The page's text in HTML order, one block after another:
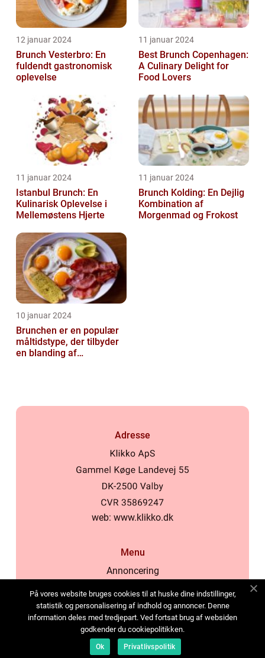
12 januar 2024
Brunch Vesterbro: En
fuldendt gastronomisk
oplevelse
11 januar 2024
Best Brunch Copenhagen:
A Culinary Delight for
Food Lovers
11 januar 2024
Istanbul Brunch: En
Kulinarisk Oplevelse i
Mellemøstens Hjerte
11 januar 2024
Brunch Kolding: En Dejlig
Kombination af
Morgenmad og Frokost
10 januar 2024
Brunchen er en populær
måltidstype, der tilbyder
en blanding af
Adresse
web: www.klikko.dk
Menu
Annoncering
Cookies
Kontakt os
Sitemap
På vores website bruges cookies til at huske dine indstillinger,
statistik og personalisering af indhold og annoncer. Denne
information deles med tredjepart. Ved fortsat brug af websiden
godkender du cookiepolitikken.
Ok Privatlivspolitik